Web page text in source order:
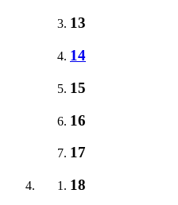
13
14
15
16
17
18